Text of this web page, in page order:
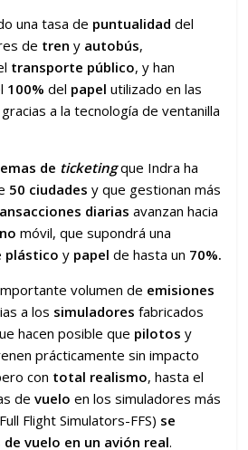
una tasa de puntualidad del
de tren y autobús,
transporte público, y han
100%del papel utilizado en las
a la tecnología de ventanilla
de ticketingque Indra ha
50 ciudades y que gestionan más
diariasavanzan hacia
móvil, que supondrá una
plástico y papel de hasta un 70%.
volumen de emisiones
a los simuladores fabricados
hacen posible que pilotos y
prácticamente sin impacto
con total realismo, hasta el
devuelo en los simuladores más
Flight Simulators-FFS) se
vuelo en un avión real.